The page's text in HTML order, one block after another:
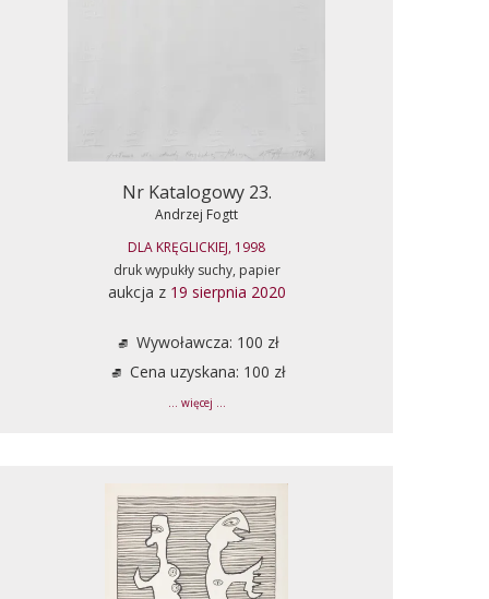
Nr Katalogowy 23.
Andrzej Fogtt
DLA KRĘGLICKIEJ, 1998
druk wypukły suchy, papier
aukcja z 19 sierpnia 2020
Wywoławcza: 100 zł
Cena uzyskana: 100 zł
... więcej ...